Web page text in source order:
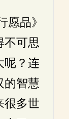
品》
不可思
呢？连
的智慧
很多世